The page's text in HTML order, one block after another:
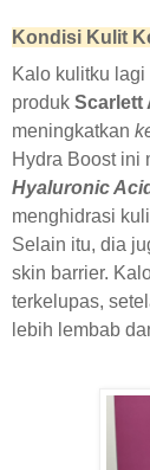
Kondisi Kulit
Kalo kulitku
produk Scarlett
meningkatkan
Hydra Boost ini
Hyaluronic
menghidrasi
Selain itu, dia
skin barrier.
terkelupas,
lebih lembab